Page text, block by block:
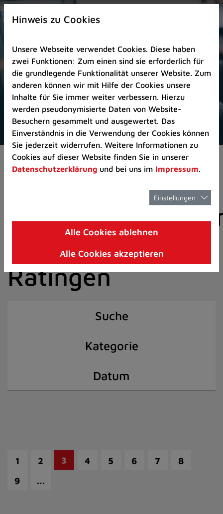
Zur
Startseite
Zum
Seitenanfang
springen
(Schnelltaste
A)
Zur
Navigation/Menü
springen
(Schnelltaste
M)
Zur
8)
I)
Aktuelles Pressemitteilungen
der Stadt
Ratingen
Suche
Kategorie
Datum
1 2 3 4 5 6 7
8
9
…
Hinweis zu Cookies
Unsere Webseite verwendet Cookies. Diese haben
zwei Funktionen: Zum einen sind sie erforderlich für
die grundlegende Funktionalität unserer Website. Zum
anderen können wir mit Hilfe der Cookies unsere
Inhalte für Sie immer weiter verbessern. Hierzu
werden pseudonymisierte Daten von Website-
Besuchern gesammelt und ausgewertet. Das
Einverständnis in die Verwendung der Cookies können
Sie jederzeit widerrufen. Weitere Informationen zu
Cookies auf dieser Website finden Sie in unserer
Datenschutzerklärung und bei uns im Impressum.
Einstellungen
Alle Cookies ablehnen
Alle Cookies akzeptieren